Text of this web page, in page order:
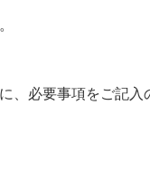
、必要事項をご記入